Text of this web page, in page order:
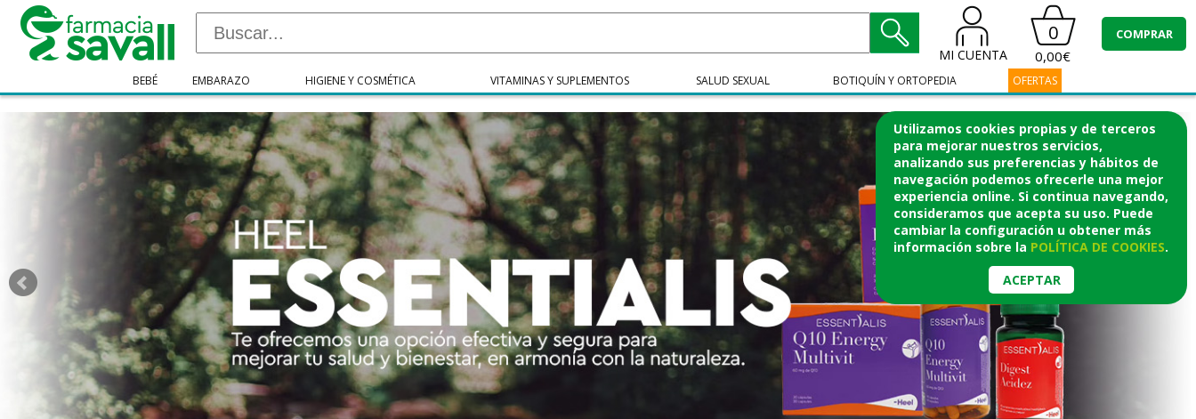
Utilizamos cookies propias y de terceros
para mejorar nuestros servicios,
analizando sus preferencias y hábitos de
navegación podemos ofrecerle una mejor
experiencia online. Si continua navegando,
consideramos que acepta su uso. Puede
cambiar la configuración u obtener más
información sobre la POLÍTICA DE COOKIES.
ACEPTAR
MI CUENTA
0
0,00€
COMPRAR
BEBÉ EMBARAZO HIGIENE Y COSMÉTICA VITAMINAS Y SUPLEMENTOS SALUD SEXUAL BOTIQUÍN Y ORTOPEDIA OFERTAS